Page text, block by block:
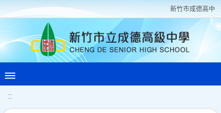
新竹巿成德高中
:::